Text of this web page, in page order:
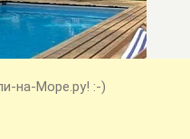
на-Море.ру! :-)